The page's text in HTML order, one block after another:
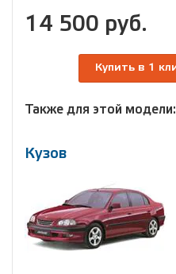
Кузов
14 500 руб.
Купить в 1
Также для этой модели: